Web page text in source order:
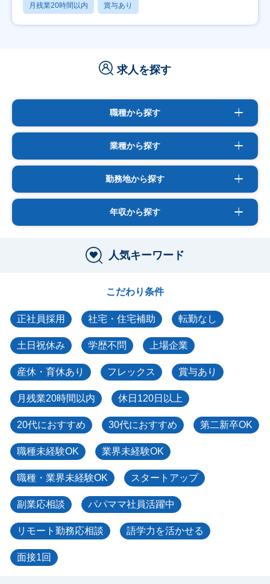
月残業20時間以内 賞与あり
求人を探す
職種から探す
業種から探す
勤務地から探す
年収から探す
人気キーワード
こだわり条件
正社員採用 社宅・住宅補助 転勤なし
土日祝休み 学歴不問 上場企業
産休・育休あり フレックス 賞与あり
月残業20時間以内 休日120日以上
20代におすすめ 30代におすすめ 第二新卒OK
職種未経験OK 業界未経験OK
職種・業界未経験OK スタートアップ
副業応相談 パパママ社員活躍中
リモート勤務応相談 語学力を活かせる
面接1回